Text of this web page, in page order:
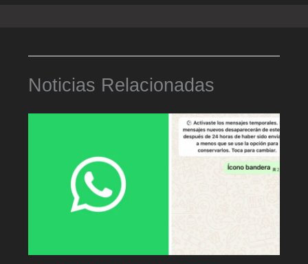
Noticias Relacionadas